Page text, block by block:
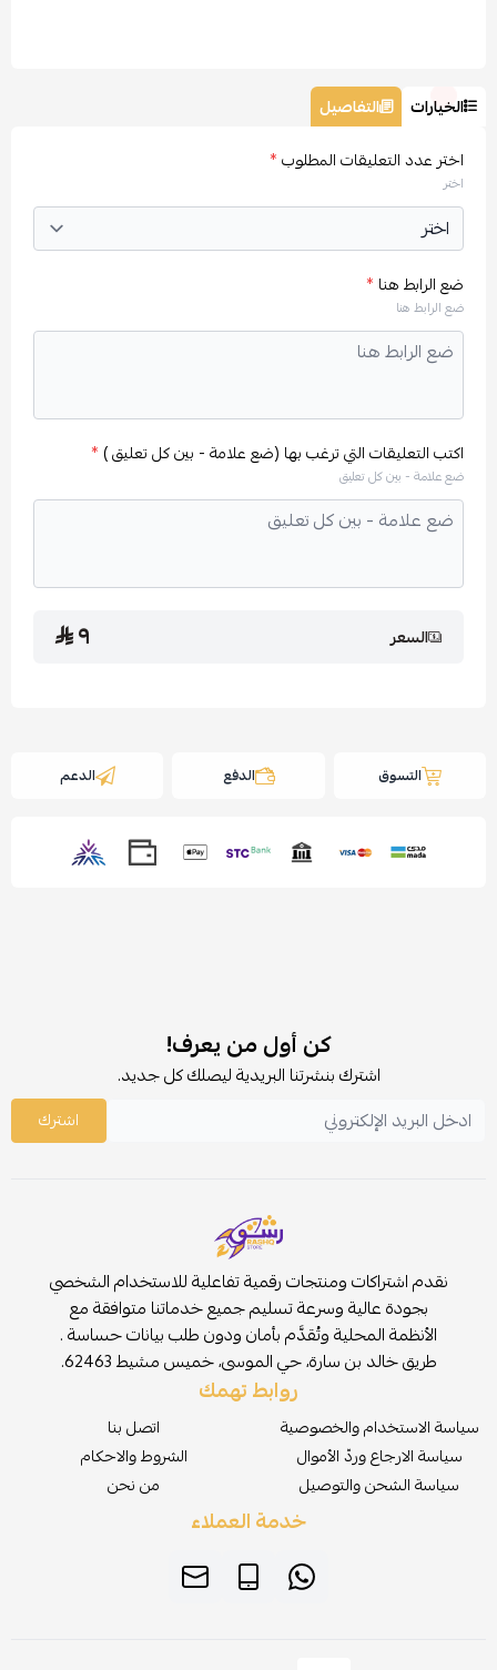
الخيارات
التفاصيل
اختر عدد التعليقات المطلوب*
اختر
ضع الرابط هنا *
ضع الرابط هنا
اكتب التعليقات التي ترغب بها (ضع علامة - بين كل تعليق )*
ضع علامة - بين كل تعليق
السعر ٩
التسوق الدفع الدعم
كن أول من يعرف!
اشترك بنشرتنا البريدية ليصلك كل جديد.
اشترك
نقدم اشتراكات ومنتجات رقمية تفاعلية للاستخدام الشخصي
بجودة عالية وسرعة تسليم جميع خدماتنا متوافقة مع
الأنظمة المحلية وتُقدَّم بأمان ودون طلب بيانات حساسة .
طريق خالد بن سارة، حي الموسى، خميس مشيط 62463.
روابط تهمك
سياسة الاستخدام والخصوصية
سياسة الارجاع وردّ الأموال
سياسة الشحن والتوصيل
اتصل بنا
الشروط والاحكام
من نحن
خدمة العملاء